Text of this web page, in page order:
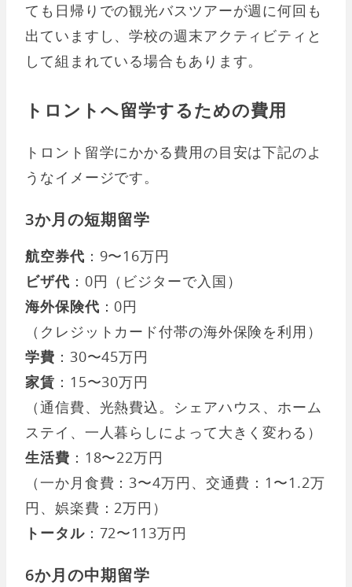
ても日帰りでの観光バスツアーが週に何回も
出ていますし、学校の週末アクティビティと
して組まれている場合もあります。
トロントへ留学するための費用
トロント留学にかかる費用の目安は下記のよ
うなイメージです。
3か月の短期留学
航空券代 ：9〜16万円
ビザ代 ：0円（ビジターで入国）
海外保険代 ：0円
（クレジットカード付帯の海外保険を利用）
学費 ：30〜45万円
家賃 ：15〜30万円
（通信費、光熱費込。シェアハウス、ホーム
ステイ、一人暮らしによって大きく変わる）
生活費 ：18〜22万円
（一か月食費：3〜4万円、交通費：1〜1.2万
円、娯楽費：2万円）
トータル：72〜113万円
6か月の中期留学